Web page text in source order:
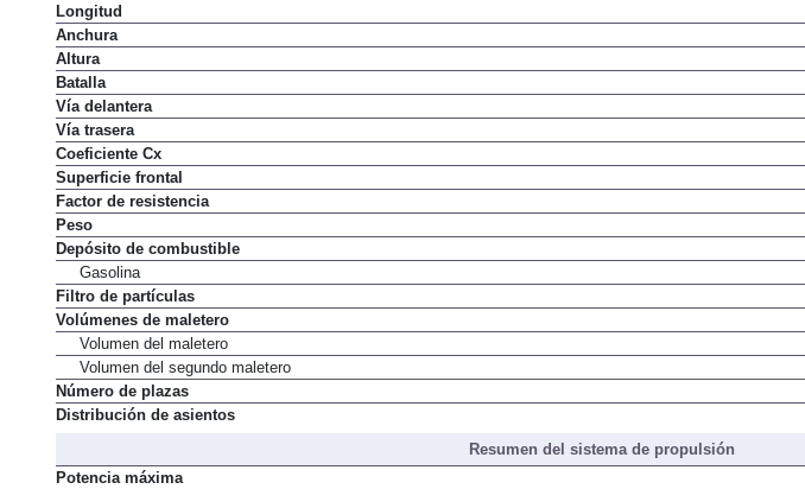
Longitud
Anchura
Altura
Batalla
Vía delantera
Vía trasera
Coeficiente Cx
Superficie frontal
Factor de resistencia
Peso
Depósito de combustible
Gasolina
Filtro de partículas
Volúmenes de maletero
Volumen del maletero
Volumen del segundo maletero
Número de plazas
Distribución de asientos
Resumen del sistema de propulsión
Potencia máxima